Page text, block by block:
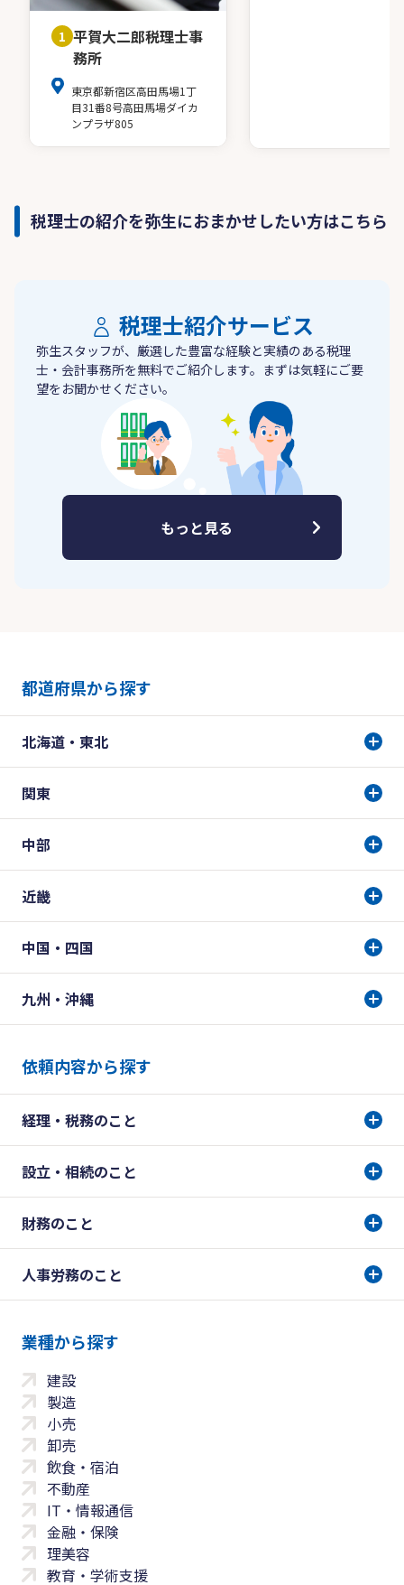
1 平賀大二郎税理士事
務所
東京都新宿区高田馬場1丁
目31番8号高田馬場ダイカ
ンプラザ805
税理士の紹介を弥生におまかせしたい方はこちら
税理士紹介サービス
弥生スタッフが、厳選した豊富な経験と実績のある税理
士・会計事務所を無料でご紹介します。まずは気軽にご要
望をお聞かせください。
もっと見る
都道府県から探す
北海道・東北
関東
中部
近畿
中国・四国
九州・沖縄
依頼内容から探す
経理・税務のこと
設立・相続のこと
財務のこと
人事労務のこと
業種から探す
建設
製造
小売
卸売
飲食・宿泊
不動産
IT・情報通信
金融・保険
理美容
教育・学術支援